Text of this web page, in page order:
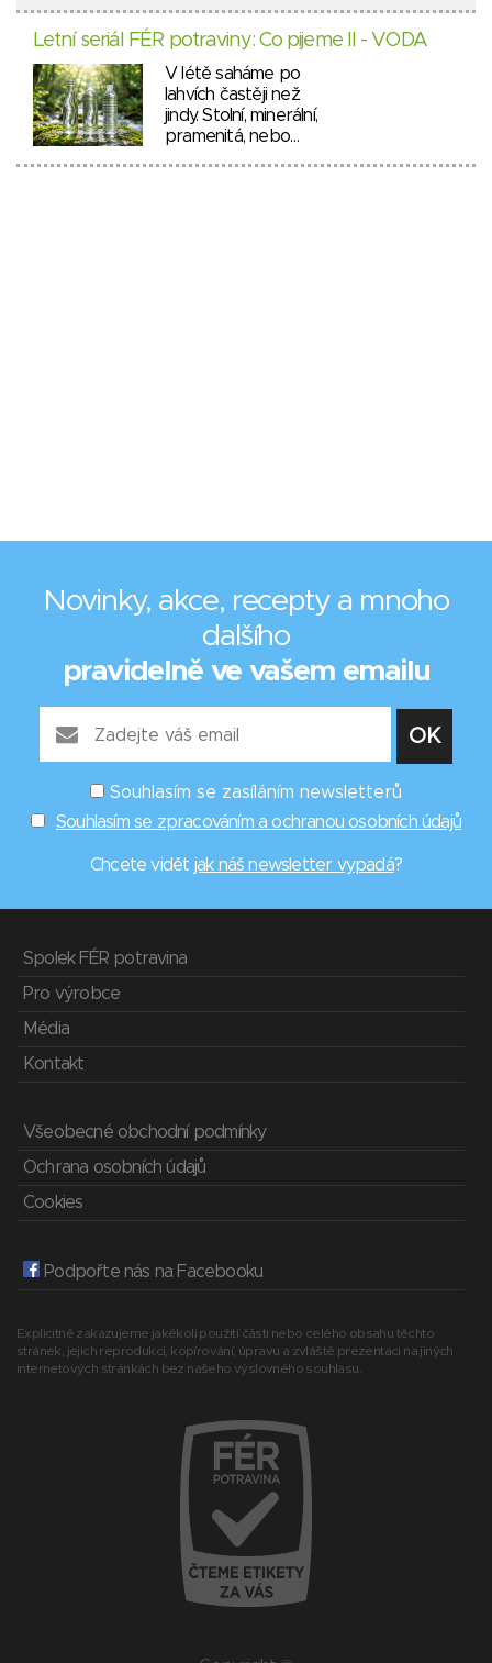
Letní seriál FÉR potraviny: Co pijeme II - VODA
V létě saháme po
lahvích častěji než
jindy. Stolní, minerální,
pramenitá, nebo…
Novinky, akce, recepty a mnoho
dalšího
pravidelně ve vašem emailu
Souhlasím se zasíláním newsletterů
Souhlasím se zpracováním a ochranou osobních údajů
Chcete vidět jak náš newsletter vypadá?
Spolek FÉR potravina
Pro výrobce
Média
Kontakt
Všeobecné obchodní podmínky
Ochrana osobních údajů
Cookies
Podpořte nás na Facebooku
Explicitně zakazujeme jakékoli použití části nebo celého obsahu těchto
stránek, jejich reprodukci, kopírování, úpravu a zvláště prezentaci na jiných
internetových stránkách bez našeho výslovného souhlasu.